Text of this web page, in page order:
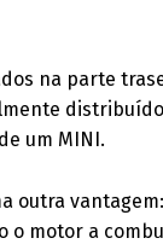
na parte
um MINI.
outra
motor a